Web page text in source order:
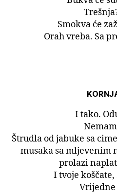
Smokva će
Orah vreba. Sa
I tako.
Štrudla od jabuke sa
musaka sa mljevenim
prolazi
I tvoje